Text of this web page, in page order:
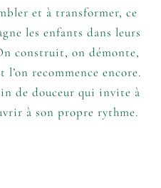
et à transformer, ce
les enfants dans leurs
construit, on démonte,
recommence encore.
de douceur qui invite à
à son propre rythme.